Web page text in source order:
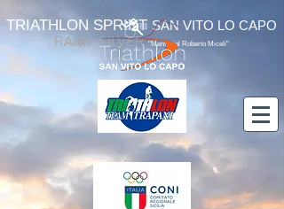
TRIATHLON SPRINT SAN VITO LO CAPO
RANK SILVER "Memorial Roberto Miceli"